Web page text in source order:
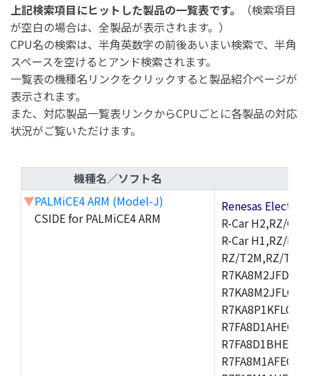
上記検索項目にヒットした製品の一覧表です。
（検索項目
が空白の場合は、全製品が表示されます。）
CPU名の検索は、半角英数字の前後あいまい検索で、半角
スペースを空けるとアンド検索されます。
一覧表の機種名リンクをクリックすると製品紹介ページが
表示されます。
また、対応製品一覧表リンクからCPUごとに各製品の対応
状況がご覧いただけます。
機種名／ソフト名
▼PALMiCE4 ARM (Model-J)
CSIDE for PALMiCE4 ARM
Renesas
R-Car H2,RZ/
R-Car H1,RZ/
RZ/T2M,RZ/